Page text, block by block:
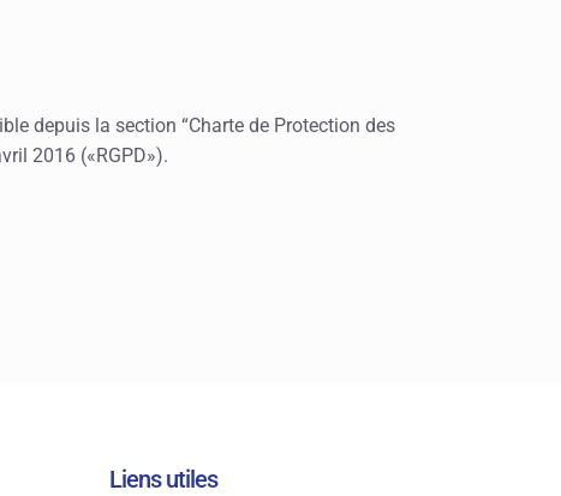
depuis la section “Charte de Protection des
2016 («RGPD»).
Liens utiles